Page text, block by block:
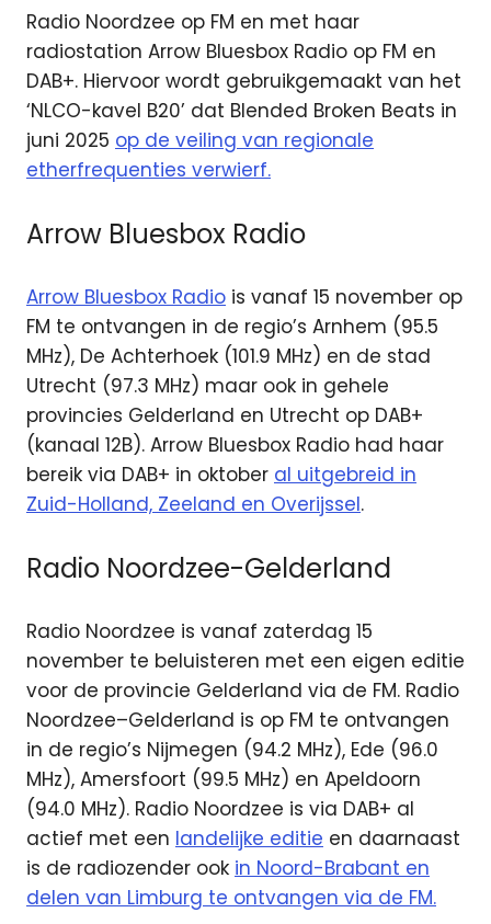
Radio Noordzee op FM en met haar
radiostation Arrow Bluesbox Radio op FM en
DAB+. Hiervoor wordt gebruikgemaakt van het
‘NLCO-kavel B20’ dat Blended Broken Beats in
juni 2025 op de veiling van regionale
etherfrequenties verwierf.
Arrow Bluesbox Radio
Arrow Bluesbox Radio is vanaf 15 november op
FM te ontvangen in de regio’s Arnhem (95.5
MHz), De Achterhoek (101.9 MHz) en de stad
Utrecht (97.3 MHz) maar ook in gehele
provincies Gelderland en Utrecht op DAB+
(kanaal 12B). Arrow Bluesbox Radio had haar
bereik via DAB+ in oktober al uitgebreid in
Zuid-Holland, Zeeland en Overijssel.
Radio Noordzee-Gelderland
Radio Noordzee is vanaf zaterdag 15
november te beluisteren met een eigen editie
voor de provincie Gelderland via de FM. Radio
Noordzee–Gelderland is op FM te ontvangen
in de regio’s Nijmegen (94.2 MHz), Ede (96.0
MHz), Amersfoort (99.5 MHz) en Apeldoorn
(94.0 MHz). Radio Noordzee is via DAB+ al
actief met een landelijke editie en daarnaast
is de radiozender ook in Noord-Brabant en
delen van Limburg te ontvangen via de FM.